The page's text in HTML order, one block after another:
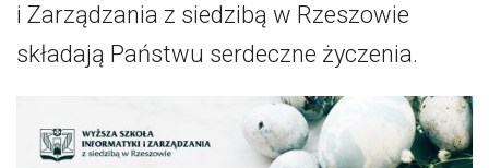
i Zarządzania z siedzibą w Rzeszowie
składają Państwu serdeczne życzenia.